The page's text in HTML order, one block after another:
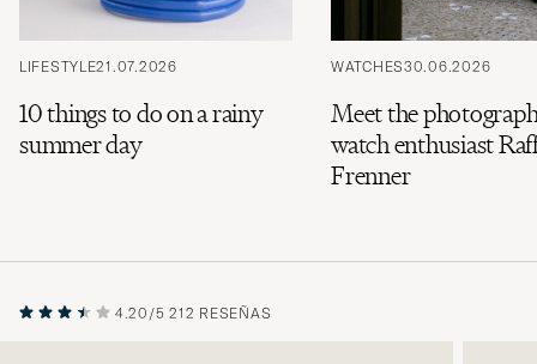
LIFESTYLE21.07.2026
10 things to do on a rainy
summer day
WATCHES30.06.2026
Meet the
watch enthusiast
Frenner
4.20/5 212 RESEÑAS